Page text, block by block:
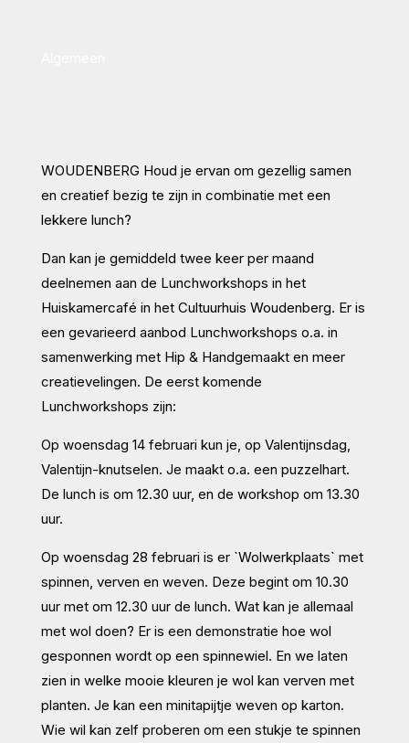
WOUDENBERG Houd je ervan om gezellig samen
en creatief bezig te zijn in combinatie met een
lekkere lunch?
Dan kan je gemiddeld twee keer per maand
deelnemen aan de Lunchworkshops in het
Huiskamercafé in het Cultuurhuis Woudenberg. Er is
een gevarieerd aanbod Lunchworkshops o.a. in
samenwerking met Hip & Handgemaakt en meer
creatievelingen. De eerst komende
Lunchworkshops zijn:
Op woensdag 14 februari kun je, op Valentijnsdag,
Valentijn-knutselen. Je maakt o.a. een puzzelhart.
De lunch is om 12.30 uur, en de workshop om 13.30
uur.
Op woensdag 28 februari is er `Wolwerkplaats` met
spinnen, verven en weven. Deze begint om 10.30
uur met om 12.30 uur de lunch. Wat kan je allemaal
met wol doen? Er is een demonstratie hoe wol
gesponnen wordt op een spinnewiel. En we laten
zien in welke mooie kleuren je wol kan verven met
planten. Je kan een minitapijtje weven op karton.
Wie wil kan zelf proberen om een stukje te spinnen